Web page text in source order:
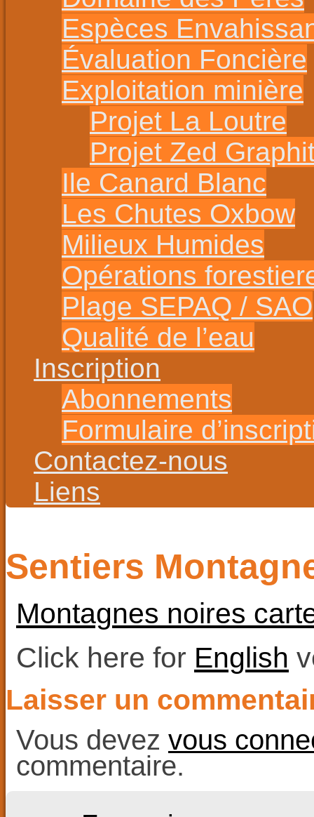
Espèces
Évaluation Foncière
Exploitation minière
Projet La Loutre
Projet Zed
Ile Canard Blanc
Les Chutes Oxbow
Milieux Humides
Opérations
Plage SEPAQ / SAO
Qualité de l’eau
Inscription
Abonnements
Formulaire
Contactez-nous
Liens
Sentiers
Montagnes noires
Click here for English
Laisser un
Vous devez vous
commentaire.